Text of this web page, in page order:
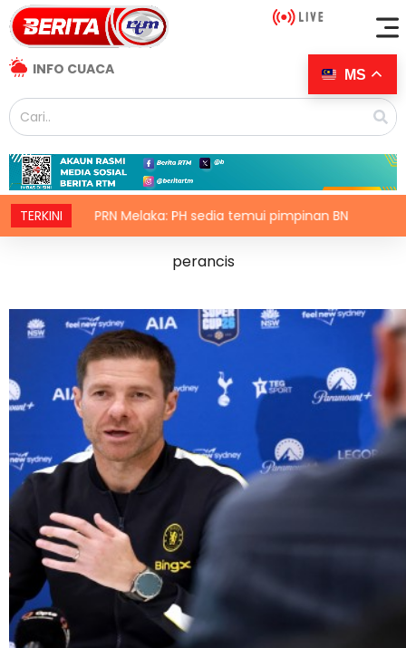
INFO CUACA
TERKINI
PH sedia temui pimpinan BN SUKMA: Selangor sedia
perancis
MS